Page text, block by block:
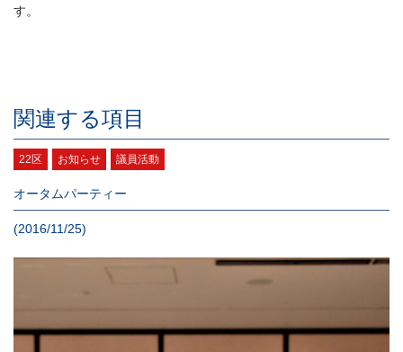
す。
関連する項目
22区 お知らせ 議員活動
オータムパーティー
(2016/11/25)